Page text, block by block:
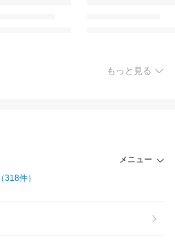
もっと見る
メニュー
（318件）